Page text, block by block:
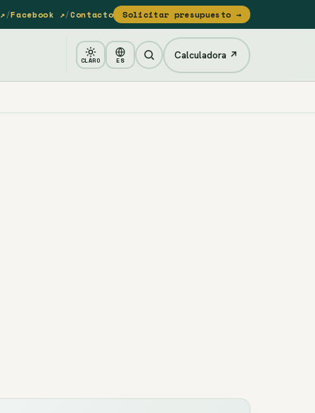
/Facebook ↗/Contacto Solicitar presupuesto →
CLARO ES Calculadora ↗